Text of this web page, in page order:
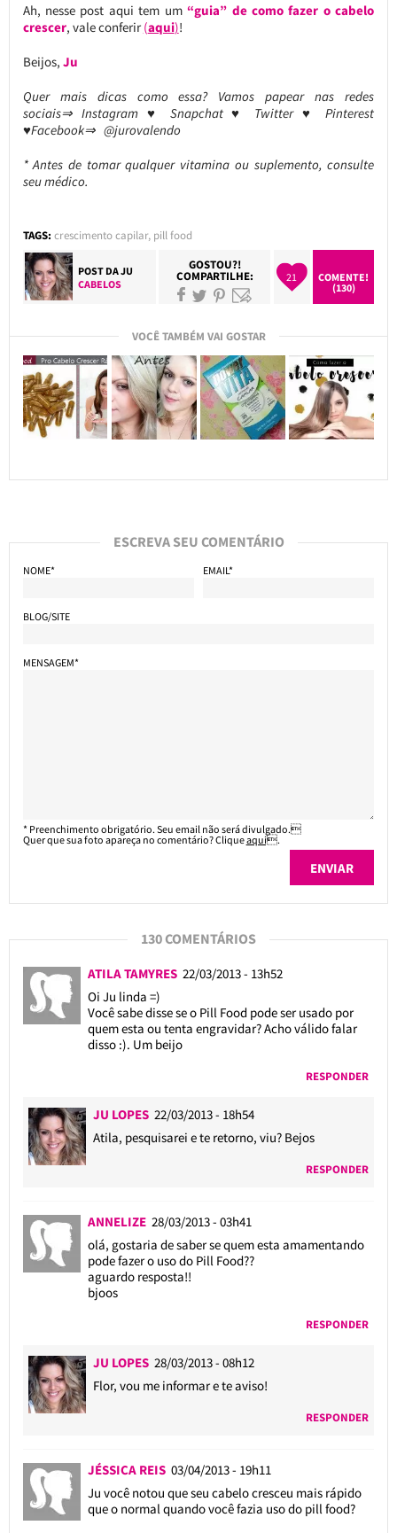
Ah, nesse post aqui tem um“guia” de como fazer o cabelo
crescer, vale conferir (aqui)!
Beijos, Ju
Quer mais dicas como essa? Vamos papear nas redes
sociais⇒ Instagram ♥ Snapchat ♥ Twitter ♥ Pinterest
♥Facebook⇒ @jurovalendo
* Antes de tomar qualquer vitamina ou suplemento, consulte
seu médico.
TAGS: crescimento capilar, pill food
POST DAJU
CABELOS
GOSTOU?!
COMPARTILHE: 21
COMENTE!
(130)
VOCÊ TAMBÉM VAI GOSTAR
ESCREVA SEU COMENTÁRIO
NOME* EMAIL*
BLOG/SITE
MENSAGEM*
* Preenchimento obrigatório. Seu email não será divulgado.
Quer que sua foto apareça no comentário? Cliqueaqui.
130 COMENTÁRIOS
ATILA TAMYRES 22/03/2013 - 13h52
Oi Ju linda =)
Você sabe disse se o Pill Food pode ser usado por
quem esta ou tenta engravidar? Acho válido falar
disso :). Um beijo
RESPONDER
JU LOPES22/03/2013 - 18h54
Atila, pesquisarei e te retorno, viu? Bejos
RESPONDER
ANNELIZE 28/03/2013 - 03h41
olá, gostaria de saber se quem esta amamentando
pode fazer o uso do Pill Food??
aguardo resposta!!
bjoos
RESPONDER
JU LOPES28/03/2013 - 08h12
Flor, vou me informar e te aviso!
RESPONDER
JÉSSICA REIS 03/04/2013 - 19h11
Ju você notou que seu cabelo cresceu mais rápido
que o normal quando você fazia uso do pill food?